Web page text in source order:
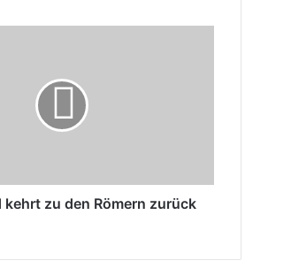
kehrt zu den Römern zurück